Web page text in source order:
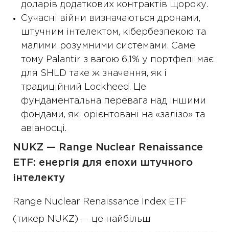
доларів додаткових контрактів щороку.
Сучасні війни визначаються дронами,
штучним інтелектом, кібербезпекою та
малими розумними системами. Саме
тому Palantir з вагою 6,1% у портфелі має
для SHLD таке ж значення, як і
традиційний Lockheed. Це
фундаментальна перевага над іншими
фондами, які орієнтовані на «залізо» та
авіаносці.
NUKZ — Range Nuclear Renaissance
ETF: енергія для епохи штучного
інтелекту
Range Nuclear Renaissance Index ETF
(тикер NUKZ) — це найбільш